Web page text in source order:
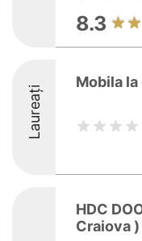
8.3
Laureați
Mobila
HDC
Craiova )